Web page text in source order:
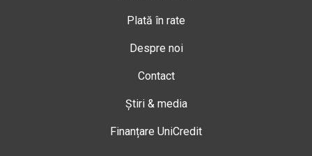
Plată în rate
Despre noi
Contact
Știri & media
Finanțare UniCredit